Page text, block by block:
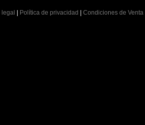
Política de privacidad Condiciones de Venta|